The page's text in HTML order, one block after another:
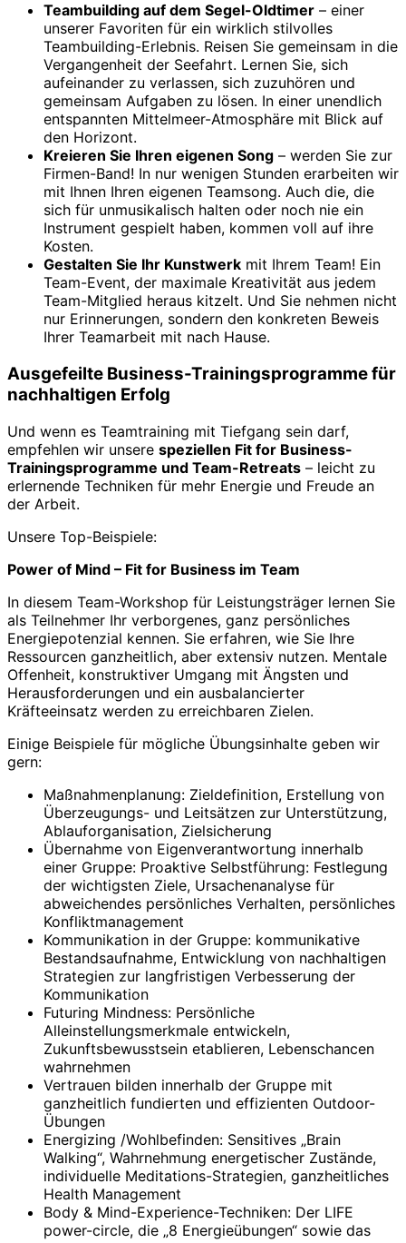
Teambuilding auf dem Segel-Oldtimer – einer
unserer Favoriten für ein wirklich stilvolles
Teambuilding-Erlebnis. Reisen Sie gemeinsam in die
Vergangenheit der Seefahrt. Lernen Sie, sich
aufeinander zu verlassen, sich zuzuhören und
gemeinsam Aufgaben zu lösen. In einer unendlich
entspannten Mittelmeer-Atmosphäre mit Blick auf
den Horizont.
Kreieren Sie Ihren eigenen Song – werden Sie zur
Firmen-Band! In nur wenigen Stunden erarbeiten wir
mit Ihnen Ihren eigenen Teamsong. Auch die, die
sich für unmusikalisch halten oder noch nie ein
Instrument gespielt haben, kommen voll auf ihre
Kosten.
Gestalten Sie Ihr Kunstwerk mit Ihrem Team! Ein
Team-Event, der maximale Kreativität aus jedem
Team-Mitglied heraus kitzelt. Und Sie nehmen nicht
nur Erinnerungen, sondern den konkreten Beweis
Ihrer Teamarbeit mit nach Hause.
Ausgefeilte Business-Trainingsprogramme für
nachhaltigen Erfolg
Und wenn es Teamtraining mit Tiefgang sein darf,
empfehlen wir unsere speziellen Fit for Business-
Trainingsprogramme und Team-Retreats – leicht zu
erlernende Techniken für mehr Energie und Freude an
der Arbeit.
Unsere Top-Beispiele:
Power of Mind – Fit for Business im Team
In diesem Team-Workshop für Leistungsträger lernen Sie
als Teilnehmer Ihr verborgenes, ganz persönliches
Energiepotenzial kennen. Sie erfahren, wie Sie Ihre
Ressourcen ganzheitlich, aber extensiv nutzen. Mentale
Offenheit, konstruktiver Umgang mit Ängsten und
Herausforderungen und ein ausbalancierter
Kräfteeinsatz werden zu erreichbaren Zielen.
Einige Beispiele für mögliche Übungsinhalte geben wir
gern:
Maßnahmenplanung: Zieldefinition, Erstellung von
Überzeugungs- und Leitsätzen zur Unterstützung,
Ablauforganisation, Zielsicherung
Übernahme von Eigenverantwortung innerhalb
einer Gruppe: Proaktive Selbstführung: Festlegung
der wichtigsten Ziele, Ursachenanalyse für
abweichendes persönliches Verhalten, persönliches
Konfliktmanagement
Kommunikation in der Gruppe: kommunikative
Bestandsaufnahme, Entwicklung von nachhaltigen
Strategien zur langfristigen Verbesserung der
Kommunikation
Futuring Mindness: Persönliche
Alleinstellungsmerkmale entwickeln,
Zukunftsbewusstsein etablieren, Lebenschancen
wahrnehmen
Vertrauen bilden innerhalb der Gruppe mit
ganzheitlich fundierten und effizienten Outdoor-
Übungen
Energizing /Wohlbefinden: Sensitives „Brain
Walking“, Wahrnehmung energetischer Zustände,
individuelle Meditations-Strategien, ganzheitliches
Health Management
Body & Mind-Experience-Techniken: Der LIFE
power-circle, die „8 Energieübungen“ sowie das